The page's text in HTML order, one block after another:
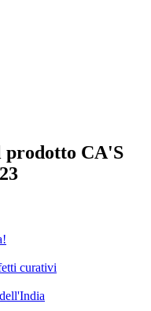
prodotto CA'S
curativi